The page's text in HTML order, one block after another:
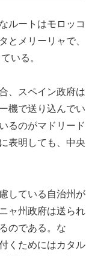
ルートはモロッコ
とメリーリャで、
いる。
、スペイン政府は
機で送り込んでい
るのがマドリード
表明しても、中央
している自治州が
ャ州政府は送られ
のである。な
くためにはカタル